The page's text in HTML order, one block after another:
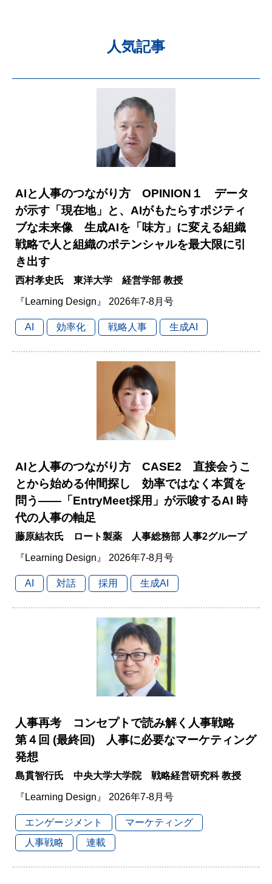
人気記事
AIと人事のつながり方 OPINION１ データ
が示す「現在地」と、AIがもたらすポジティ
ブな未来像 生成AIを「味方」に変える組織
戦略で人と組織のポテンシャルを最大限に引
き出す
西村孝史氏 東洋大学 経営学部 教授
『Learning Design』 2026年7-8月号
AI 効率化 戦略人事 生成AI
AIと人事のつながり方 CASE2 直接会うこ
とから始める仲間探し 効率ではなく本質を
問う――「EntryMeet採用」が示唆するAI 時
代の人事の軸足
藤原結衣氏 ロート製薬 人事総務部 人事2グループ
『Learning Design』 2026年7-8月号
AI 対話 採用 生成AI
人事再考 コンセプトで読み解く人事戦略
第４回 (最終回) 人事に必要なマーケティング
発想
島貫智行氏 中央大学大学院 戦略経営研究科 教授
『Learning Design』 2026年7-8月号
エンゲージメント
マーケティング
人事戦略
連載